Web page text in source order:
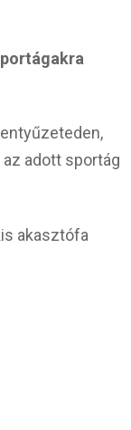
adott sportág
akasztófa